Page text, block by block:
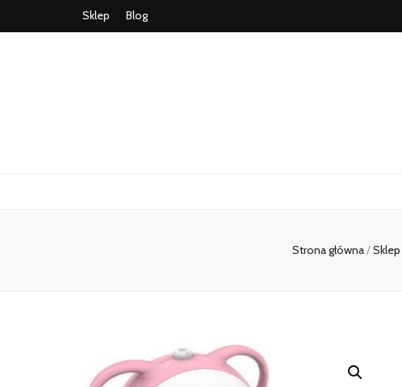
Sklep Blog
Strona główna/Sklep